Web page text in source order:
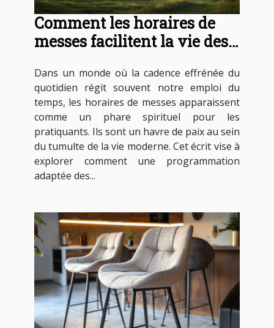
Comment les horaires de
messes facilitent la vie des
Dans un monde où la cadence effrénée du
quotidien régit souvent notre emploi du
temps, les horaires de messes apparaissent
comme un phare spirituel pour les
pratiquants. Ils sont un havre de paix au sein
du tumulte de la vie moderne. Cet écrit vise à
explorer comment une programmation
adaptée des...